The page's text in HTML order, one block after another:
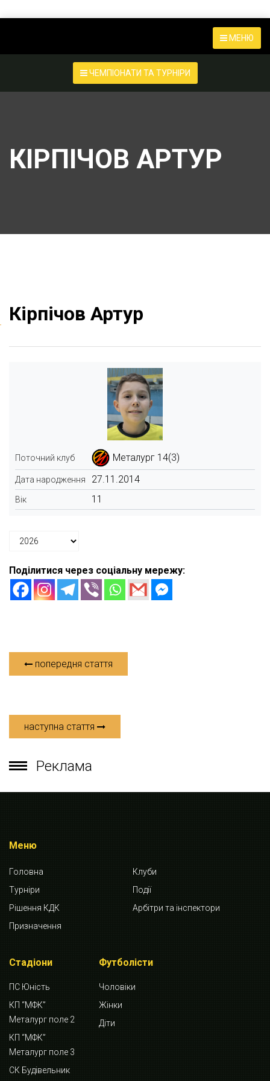
МЕНЮ
ЧЕМПІОНАТИ ТА ТУРНІРИ
КІРПІЧОВ АРТУР
Кірпічов Артур
Поточний клуб Металург 14(3)
Дата народження 27.11.2014
Вік 11
Поділитися через соціальну мережу:
попередня стаття
наступна стаття
Реклама
Меню
Головна
Клуби
Турніри
Події
Рішення КДК
Арбітри та інспектори
Призначення
Стадіони
ПС Юність
КП “МФК”
Металург поле 2
КП “МФК”
Металург поле 3
СК Будівельник
Футболісти
Чоловіки
Жінки
Діти